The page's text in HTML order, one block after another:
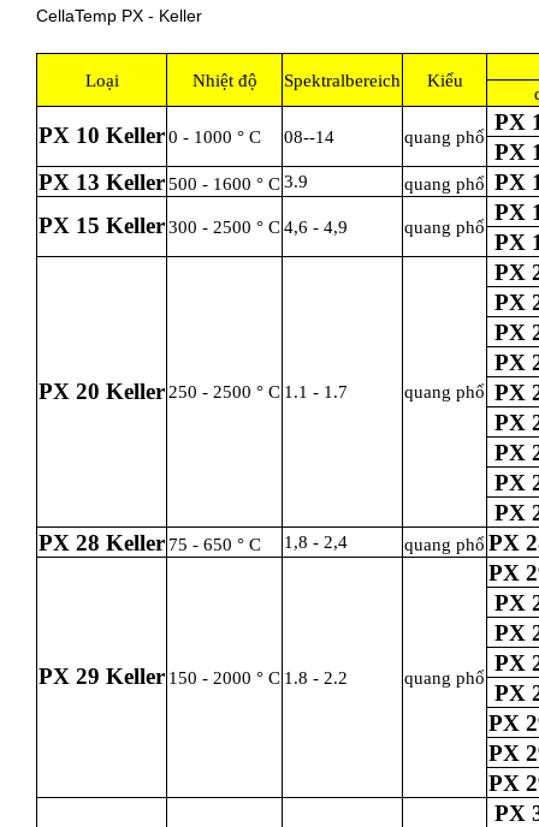
CellaTemp PX - Keller
Loại Nhiệt độ Spektralbereich Kiểu
PX 10 Keller0 - 1000 ° C 08--14 quang phổ
PX
PX
PX 13 Keller500 - 1600 ° C3.9 quang phổ PX
PX 15 Keller300 - 2500 ° C4,6 - 4,9 quang phổ
PX
PX
PX 20 Keller 250 - 2500 ° C 1.1 - 1.7 quang phổ
PX
PX
PX
PX
PX
PX
PX
PX
PX
PX 28 Keller 75 - 650 ° C 1,8 - 2,4 quang phổ PX
PX 29 Keller 150 - 2000 ° C 1.8 - 2.2 quang phổ
PX
PX
PX
PX
PX
PX
PX
PX
PX